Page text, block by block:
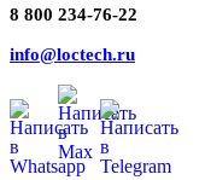
8 800 234-76-22
info@loctech.ru